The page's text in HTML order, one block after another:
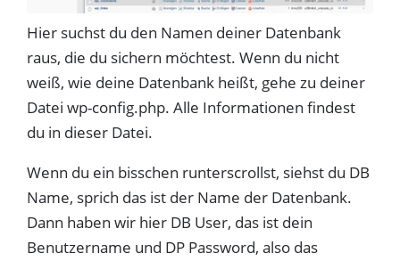
Hier suchst du den Namen deiner Datenbank
raus, die du sichern möchtest. Wenn du nicht
weiß, wie deine Datenbank heißt, gehe zu deiner
Datei wp-config.php. Alle Informationen findest
du in dieser Datei.
Wenn du ein bisschen runterscrollst, siehst du DB
Name, sprich das ist der Name der Datenbank.
Dann haben wir hier DB User, das ist dein
Benutzername und DP Password, also das